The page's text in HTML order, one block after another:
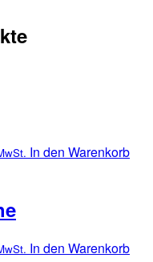
In den Warenkorb
In den Warenkorb